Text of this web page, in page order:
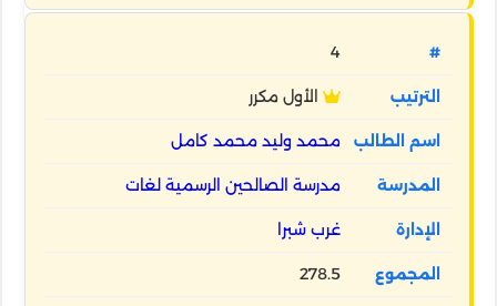
4
الأول مكرر
محمد وليد محمد كامل
مدرسة الصالحين الرسمية لغات
غرب شبرا
278.5